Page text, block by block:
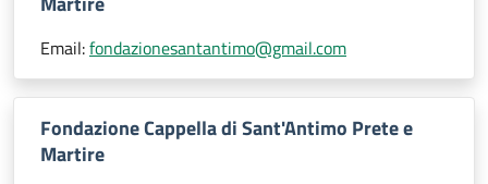
Email:fondazionesantantimo@gmail.com
Fondazione Cappella di Sant'Antimo Prete e
Martire